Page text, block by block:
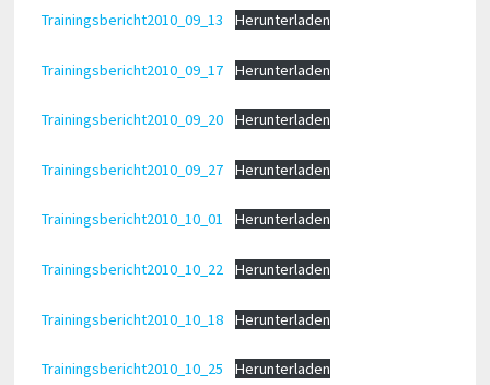
Trainingsbericht2010_09_13 Herunterladen
Trainingsbericht2010_09_17 Herunterladen
Trainingsbericht2010_09_20 Herunterladen
Trainingsbericht2010_09_27 Herunterladen
Trainingsbericht2010_10_01 Herunterladen
Trainingsbericht2010_10_22 Herunterladen
Trainingsbericht2010_10_18 Herunterladen
Trainingsbericht2010_10_25 Herunterladen